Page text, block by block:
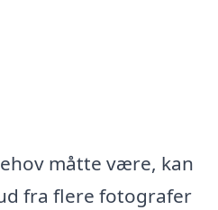
måtte være, kan
fra flere fotografer